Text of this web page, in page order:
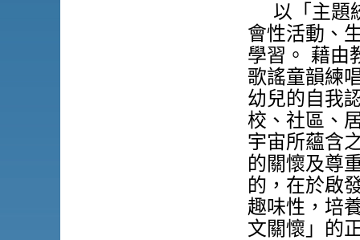
以「主題
會性活動、
學習。 藉由
歌謠童韻練
幼兒的自我
校、社區、
宇宙所蘊含
的關懷及尊
的，在於啟
趣味性，培
文關懷」的